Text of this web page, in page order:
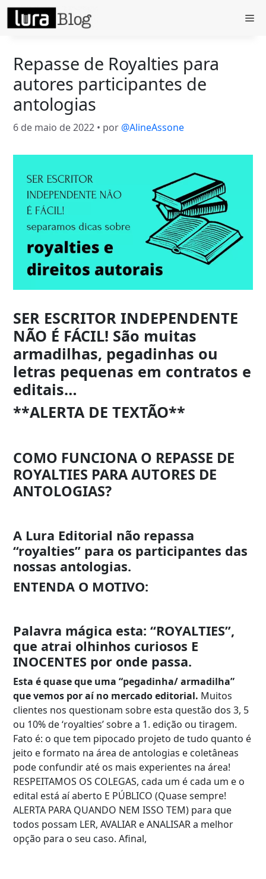
Pular
para
Repasse de Royalties para
autores participantes de
antologias
6 de maio de 2022 • por @AlineAssone
SER ESCRITOR INDEPENDENTE
NÃO É FÁCIL! São muitas
armadilhas, pegadinhas ou
letras pequenas em contratos e
editais…
**ALERTA DE TEXTÃO**
COMO FUNCIONA O REPASSE DE
ROYALTIES PARA AUTORES DE
ANTOLOGIAS?
A Lura Editorial não repassa
“royalties” para os participantes das
nossas antologias.
ENTENDA O MOTIVO:
Palavra mágica esta: “ROYALTIES”,
que atrai olhinhos curiosos E
INOCENTES por onde passa.
Esta é quase que uma “pegadinha/ armadilha”
que vemos por aí no mercado editorial. Muitos
clientes nos questionam sobre esta questão dos 3, 5
ou 10% de ‘royalties’ sobre a 1. edição ou tiragem.
Fato é: o que tem pipocado projeto de tudo quanto é
jeito e formato na área de antologias e coletâneas
pode confundir até os mais experientes na área!
RESPEITAMOS OS COLEGAS, cada um é cada um e o
edital está aí aberto E PÚBLICO (Quase sempre!
ALERTA PARA QUANDO NEM ISSO TEM) para que
todos possam LER, AVALIAR e ANALISAR a melhor
opção para o seu caso. Afinal,